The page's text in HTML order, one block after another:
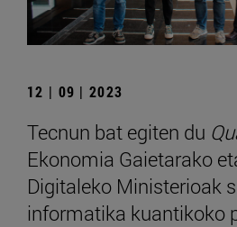
12 | 09 | 2023
Tecnun bat egiten du
Ekonomia Gaietarako
Digitaleko Ministerioak
informatika kuantikoko